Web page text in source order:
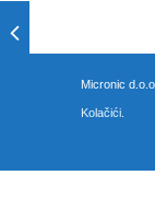
Micronic
Kolačići